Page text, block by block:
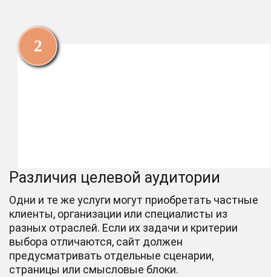
Различия целевой аудитории
Одни и те же услуги могут приобретать частные
клиенты, организации или специалисты из
разных отраслей. Если их задачи и критерии
выбора отличаются, сайт должен
предусматривать отдельные сценарии,
страницы или смысловые блоки.